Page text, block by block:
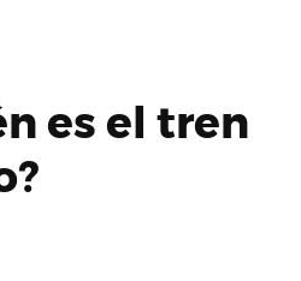
es el tren